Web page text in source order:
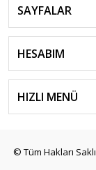
SAYFALAR
HESABIM
HIZLI MENÜ
© Tüm Hakları